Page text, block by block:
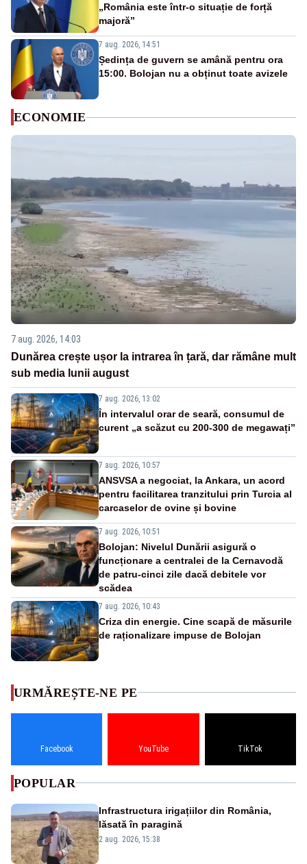
„România este într-o situație de forță
majoră”
7 aug. 2026, 14:51
Ședința de guvern se amână pentru ora
15:00. Bolojan nu a obținut toate avizele
ECONOMIE
7 aug. 2026, 14:03
Dunărea crește ușor la intrarea în țară, dar rămâne mult
sub media lunii august
7 aug. 2026, 13:02
În intervalul orar de seară, consumul de
curent „a scăzut cu 200-300 de megawați”
7 aug. 2026, 10:57
ANSVSA a negociat, la Ankara, un acord
pentru facilitarea tranzitului prin Turcia al
carcaselor de ovine și bovine
7 aug. 2026, 10:51
Bolojan: Nivelul Dunării asigură o
funcționare a centralei de la Cernavodă
de patru-cinci zile dacă debitele vor
scădea
7 aug. 2026, 10:43
Criza din energie. Cine scapă de măsurile
de raționalizare impuse de Bolojan
URMĂREȘTE-NE PE
Facebook YouTube TikTok
POPULAR
Infrastructura irigațiilor din România,
lăsată în paragină
2 aug. 2026, 15:38